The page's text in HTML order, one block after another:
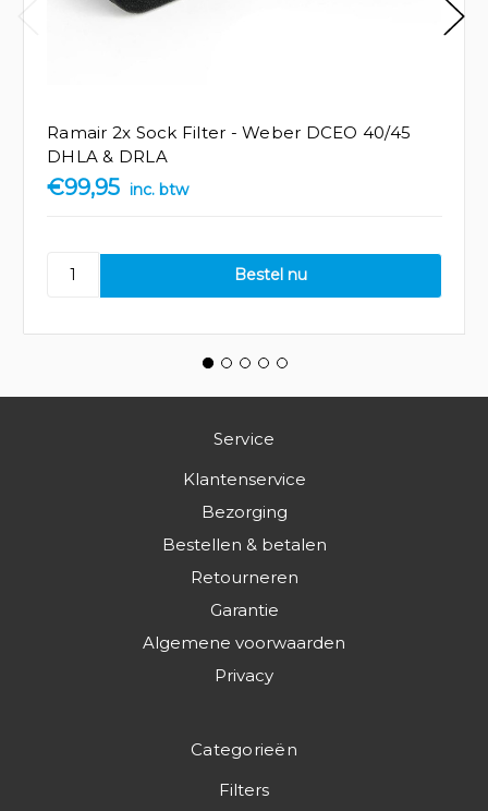
Ramair 2x Sock Filter - Weber DCEO 40/45
DHLA & DRLA
€99,95 inc. btw
Service
Klantenservice
Bezorging
Bestellen & betalen
Retourneren
Garantie
Algemene voorwaarden
Privacy
Categorieën
Filters